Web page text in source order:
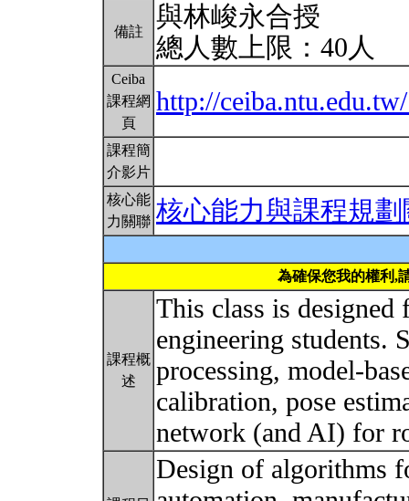
備註
與林峻永合授
總人數上限：40人
Ceiba
課程網
頁
http://
課程簡
介影片
核心能
力關聯 核心能力與課程規
為確保您我的權利,
課程概
述
This class is
engineering students.
processing, model-
calibration, pose
network (and AI) for
Design of algorithms